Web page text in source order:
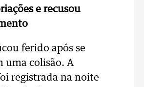
e recusou
ferido após se
uma colisão. A
registrada na noite